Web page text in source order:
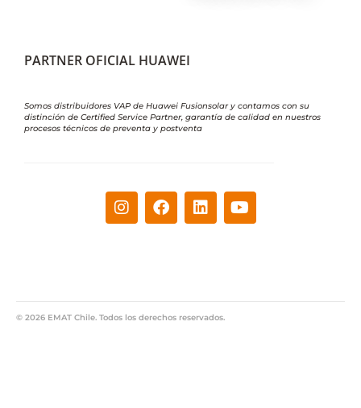
PARTNER OFICIAL HUAWEI
Somos distribuidores VAP de Huawei Fusionsolar y contamos con su
distinción de Certified Service Partner, garantía de calidad en nuestros
procesos técnicos de preventa y postventa
© 2026 EMAT Chile. Todos los derechos reservados.